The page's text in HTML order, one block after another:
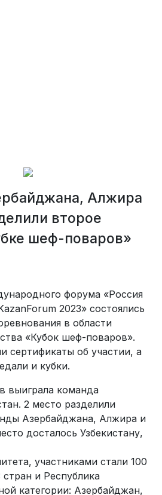
Алжира
второе
шеф-поваров»
форума «Россия
2023» состоялись
в области
«Кубок шеф-поваров».
сертификаты об участии, а
и кубки.
выиграла команда
2 место разделили
Азербайджана, Алжира и
досталось Узбекистану,
участниками стали 100
и Республика
категории: Азербайджан,